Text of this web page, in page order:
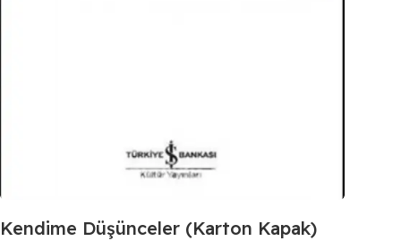
Kendime Düşünceler (Karton Kapak)